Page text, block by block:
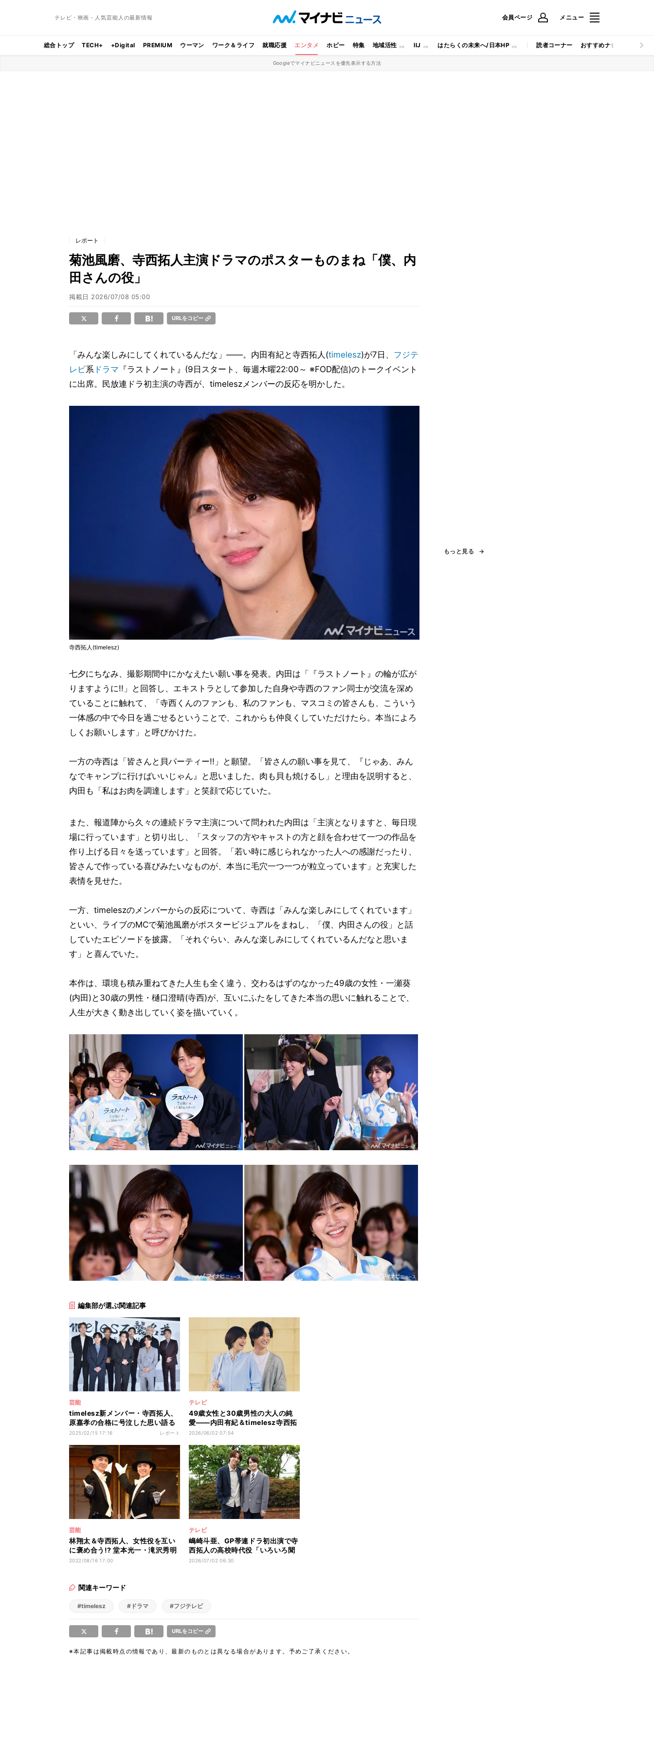
テレビ・映画・人気芸能人の最新情報 会員ページ メニュー
総合トップ TECH+ +Digital PREMIUM ウーマン ワーク＆ライフ 就職応援 エンタメ ホビー 特集 地域活性 IIJ はたらくの未来へ/日本HP 読者コーナー おすすめナビ マイナビ
Googleでマイナビニュースを優先表示する方法
レポート
菊池風磨、寺西拓人主演ドラマのポスターものまね「僕、内
田さんの役」
掲載日 2026/07/08 05:00
URLをコピー
「みんな楽しみにしてくれているんだな」――。内田有紀と寺西拓人(timelesz)が7日、 フジテ
レビ系 ドラマ 『ラストノート』(9日スタート、毎週木曜22:00～ ※FOD配信)のトークイベント
に出席。民放連ドラ初主演の寺西が、timeleszメンバーの反応を明かした。
寺西拓人(timelesz)
七夕にちなみ、撮影期間中にかなえたい願い事を発表。内田は「『ラストノート』の輪が広が
りますように!!」と回答し、エキストラとして参加した自身や寺西のファン同士が交流を深め
ていることに触れて、「寺西くんのファンも、私のファンも、マスコミの皆さんも、こういう
一体感の中で今日を過ごせるということで、これからも仲良くしていただけたら。本当によろ
しくお願いします」と呼びかけた。
一方の寺西は「皆さんと貝パーティー!!」と願望。「皆さんの願い事を見て、『じゃあ、みん
なでキャンプに行けばいいじゃん』と思いました。肉も貝も焼けるし」と理由を説明すると、
内田も「私はお肉を調達します」と笑顔で応じていた。
また、報道陣から久々の連続ドラマ主演について問われた内田は「主演となりますと、毎日現
場に行っています」と切り出し、「スタッフの方やキャストの方と顔を合わせて一つの作品を
作り上げる日々を送っています」と回答。「若い時に感じられなかった人への感謝だったり、
皆さんで作っている喜びみたいなものが、本当に毛穴一つ一つが粒立っています」と充実した
表情を見せた。
一方、timeleszのメンバーからの反応について、寺西は「みんな楽しみにしてくれています」
といい、ライブのMCで菊池風磨がポスタービジュアルをまねし、「僕、内田さんの役」と話
していたエピソードを披露。「それぐらい、みんな楽しみにしてくれているんだなと思いま
す」と喜んでいた。
本作は、環境も積み重ねてきた人生も全く違う、交わるはずのなかった49歳の女性・一瀬葵
(内田)と30歳の男性・樋口澄晴(寺西)が、互いにふたをしてきた本当の思いに触れることで、
人生が大きく動き出していく姿を描いていく。
編集部が選ぶ関連記事
芸能
timelesz新メンバー・寺西拓人、
原嘉孝の合格に号泣した思い語る
「最終的に…」 加入決定後にサシ
2025/02/15 17:16 レポート
テレビ
49歳女性と30歳男性の大人の純
愛――内田有紀＆timelesz寺西拓
人が新ドラマでW主演、和やかデ
2026/06/02 07:54
芸能
林翔太＆寺西拓人、女性役を互い
に褒め合う!? 堂本光一・滝沢秀明
の教えも明かす
2022/08/16 17:00
テレビ
嶋崎斗亜、GP帯連ドラ初出演で寺
西拓人の高校時代役「いろいろ聞
きながら演じていけたら」
2026/07/02 06:30
関連キーワード
#timelesz #ドラマ #フジテレビ
URLをコピー
※本記事は掲載時点の情報であり、最新のものとは異なる場合があります。予めご了承ください。
もっと見る